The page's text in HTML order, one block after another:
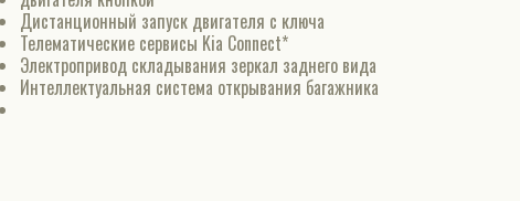
Дистанционный запуск двигателя с ключа
Телематические сервисы Kia Connect*
Электропривод складывания зеркал заднего вида
Интеллектуальная система открывания багажника